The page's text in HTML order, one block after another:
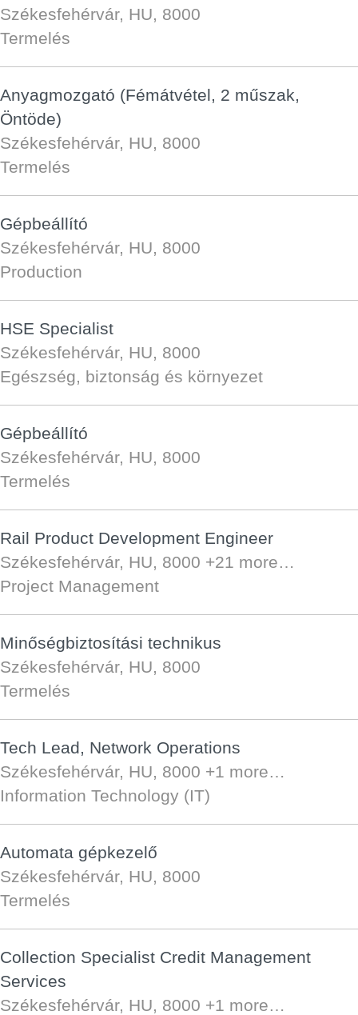
Székesfehérvár, HU, 8000
Termelés
Anyagmozgató (Fémátvétel, 2 műszak,
Öntöde)
Székesfehérvár, HU, 8000
Termelés
Gépbeállító
Székesfehérvár, HU, 8000
Production
HSE Specialist
Székesfehérvár, HU, 8000
Egészség, biztonság és környezet
Gépbeállító
Székesfehérvár, HU, 8000
Termelés
Rail Product Development Engineer
Székesfehérvár, HU, 8000 +21 more…
Project Management
Minőségbiztosítási technikus
Székesfehérvár, HU, 8000
Termelés
Tech Lead, Network Operations
Székesfehérvár, HU, 8000 +1 more…
Information Technology (IT)
Automata gépkezelő
Székesfehérvár, HU, 8000
Termelés
Collection Specialist Credit Management
Services
Székesfehérvár, HU, 8000 +1 more…